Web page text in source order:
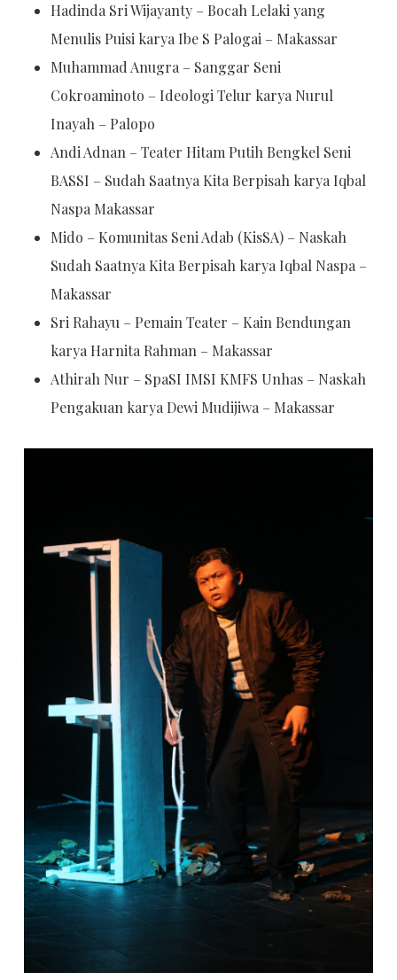
Hadinda Sri Wijayanty – Bocah Lelaki yang
Menulis Puisi karya Ibe S Palogai – Makassar
Muhammad Anugra – Sanggar Seni
Cokroaminoto – Ideologi Telur karya Nurul
Inayah – Palopo
Andi Adnan – Teater Hitam Putih Bengkel Seni
BASSI – Sudah Saatnya Kita Berpisah karya Iqbal
Naspa Makassar
Mido – Komunitas Seni Adab (KisSA) – Naskah
Sudah Saatnya Kita Berpisah karya Iqbal Naspa –
Makassar
Sri Rahayu – Pemain Teater – Kain Bendungan
karya Harnita Rahman – Makassar
Athirah Nur – SpaSI IMSI KMFS Unhas – Naskah
Pengakuan karya Dewi Mudijiwa – Makassar